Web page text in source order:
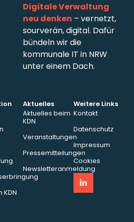
Digitale Verwaltung
neu denken – vernetzt,
sourverän, digital. Dafür
bündeln wir die
kommunale IT in NRW
unter einem Dach.
KDN
Aktuelles
Aktuelles beim
KDN
Veranstaltungen
Pressemitteilungen
Newsletteranmeldung
Weitere Links
Kontakt
Datenschutz
Impressum
Cookies